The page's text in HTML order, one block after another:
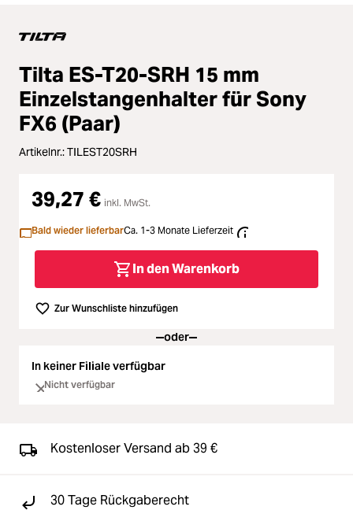
Loading...
Loading...
Licht & Studio
Loading...
Bildbearbeitung
Loading...
Ferngläser
Loading...
Second Hand
Loading...
SALE
Loading...
Tilta ES-T20-SRH 15 mm
Einzelstangenhalter für Sony
FX6 (Paar)
Artikelnr.:TILEST20SRH
39,27 € inkl. MwSt.
Bald wieder lieferbarCa. 1-3 Monate Lieferzeit
In den Warenkorb
Zur Wunschliste hinzufügen
oder
In keiner Filiale verfügbar
Nicht verfügbar
Kostenloser Versand ab 39 €
30 Tage Rückgaberecht